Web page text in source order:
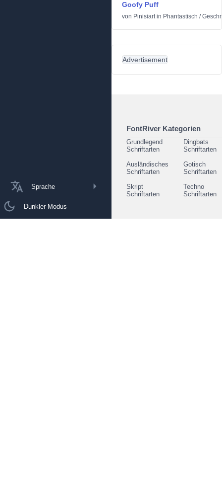
Sprache
Dunkler Modus
Goofy Puff
von Pinisiartin Phantastisch /
Advertisement
FontRiver Kategorien
Grundlegend
Schriftarten
Dingbats
Schriftarten
Ausländisches
Schriftarten
Gotisch
Schriftarten
Skript
Schriftarten
Techno
Schriftarten